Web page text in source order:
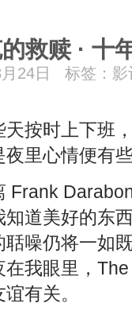
救赎 · 十
24日 标签： 影
时上下班，
夜里心情便有
Darabont
知道美好的东
噪仍将一如既
眼里，The
有关。